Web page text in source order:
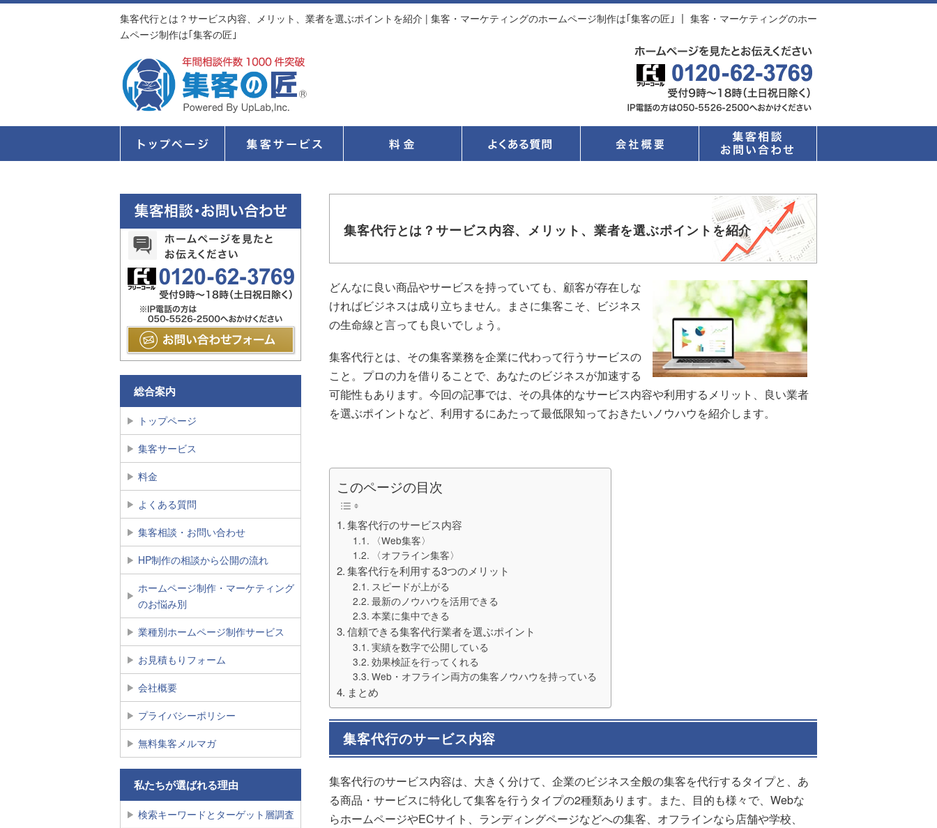
集客代行とは？サービス内容、メリット、業者を選ぶポイントを紹介 | 集客・マーケティングのホームページ制作は｢集客の匠｣ ｜ 集客・マーケティングのホー
ムページ制作は｢集客の匠｣
集客代行とは？サービス内容、メリット、業者を選ぶポイントを紹介
どんなに良い商品やサービスを持っていても、顧客が存在しな
ければビジネスは成り立ちません。まさに集客こそ、ビジネス
の生命線と言っても良いでしょう。
集客代行とは、その集客業務を企業に代わって行うサービスの
こと。プロの力を借りることで、あなたのビジネスが加速する
可能性もあります。今回の記事では、その具体的なサービス内容や利用するメリット、良い業者
を選ぶポイントなど、利用するにあたって最低限知っておきたいノウハウを紹介します。
このページの目次
集客代行のサービス内容
〈Web集客〉
〈オフライン集客〉
集客代行を利用する3つのメリット
スピードが上がる
最新のノウハウを活用できる
本業に集中できる
信頼できる集客代行業者を選ぶポイント
実績を数字で公開している
効果検証を行ってくれる
Web・オフライン両方の集客ノウハウを持っている
まとめ
集客代行のサービス内容
集客代行のサービス内容は、大きく分けて、企業のビジネス全般の集客を代行するタイプと、あ
る商品・サービスに特化して集客を行うタイプの2種類あります。また、目的も様々で、Webな
らホームページやECサイト、ランディングページなどへの集客、オフラインなら店舗や学校、
総合案内
トップページ
集客サービス
料金
よくある質問
集客相談・お問い合わせ
HP制作の相談から公開の流れ
ホームページ制作・マーケティング
のお悩み別
業種別ホームページ制作サービス
お見積もりフォーム
会社概要
プライバシーポリシー
無料集客メルマガ
私たちが選ばれる理由
検索キーワードとターゲット層調査